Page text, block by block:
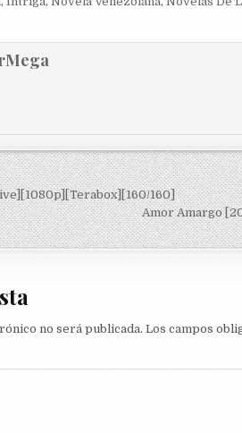
160]
Amor Amargo
no será publicada. Los campos